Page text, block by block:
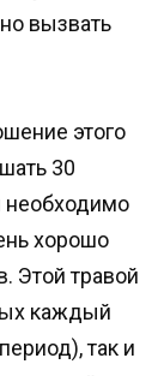
вызвать
этого
30
необходимо
хорошо
Этой травой
каждый
так и